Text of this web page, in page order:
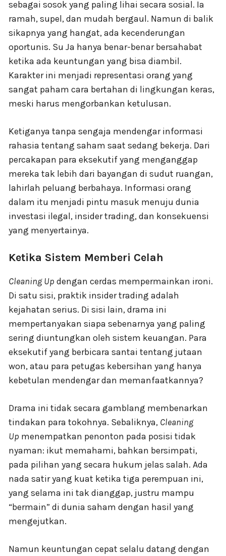
sebagai sosok yang paling lihai secara sosial. Ia
ramah, supel, dan mudah bergaul. Namun di balik
sikapnya yang hangat, ada kecenderungan
oportunis. Su Ja hanya benar-benar bersahabat
ketika ada keuntungan yang bisa diambil.
Karakter ini menjadi representasi orang yang
sangat paham cara bertahan di lingkungan keras,
meski harus mengorbankan ketulusan.
Ketiganya tanpa sengaja mendengar informasi
rahasia tentang saham saat sedang bekerja. Dari
percakapan para eksekutif yang menganggap
mereka tak lebih dari bayangan di sudut ruangan,
lahirlah peluang berbahaya. Informasi orang
dalam itu menjadi pintu masuk menuju dunia
investasi ilegal, insider trading, dan konsekuensi
yang menyertainya.
Ketika Sistem Memberi Celah
Cleaning Up dengan cerdas mempermainkan ironi.
Di satu sisi, praktik insider trading adalah
kejahatan serius. Di sisi lain, drama ini
mempertanyakan siapa sebenarnya yang paling
sering diuntungkan oleh sistem keuangan. Para
eksekutif yang berbicara santai tentang jutaan
won, atau para petugas kebersihan yang hanya
kebetulan mendengar dan memanfaatkannya?
Drama ini tidak secara gamblang membenarkan
tindakan para tokohnya. Sebaliknya, Cleaning
Up menempatkan penonton pada posisi tidak
nyaman: ikut memahami, bahkan bersimpati,
pada pilihan yang secara hukum jelas salah. Ada
nada satir yang kuat ketika tiga perempuan ini,
yang selama ini tak dianggap, justru mampu
“bermain” di dunia saham dengan hasil yang
mengejutkan.
Namun keuntungan cepat selalu datang dengan